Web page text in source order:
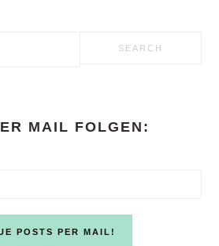
MAIL FOLGEN: